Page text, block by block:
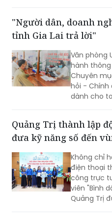
nhằm bảo
hợp pháp
"Người dân, doanh
tỉnh Gia Lai trả lời"
Văn phòng
hành
Chuyên
hỏi - Chính
dành cho
Chương
tháng 8/
Quảng Trị thành lập
đưa kỹ năng số đến
Không chỉ
điện thoại
công trực
viên "Bình
Quảng Trị